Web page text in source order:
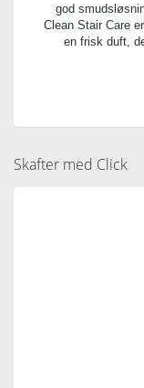
god
Clean Stair Care
en frisk duft,
Skafter med Click